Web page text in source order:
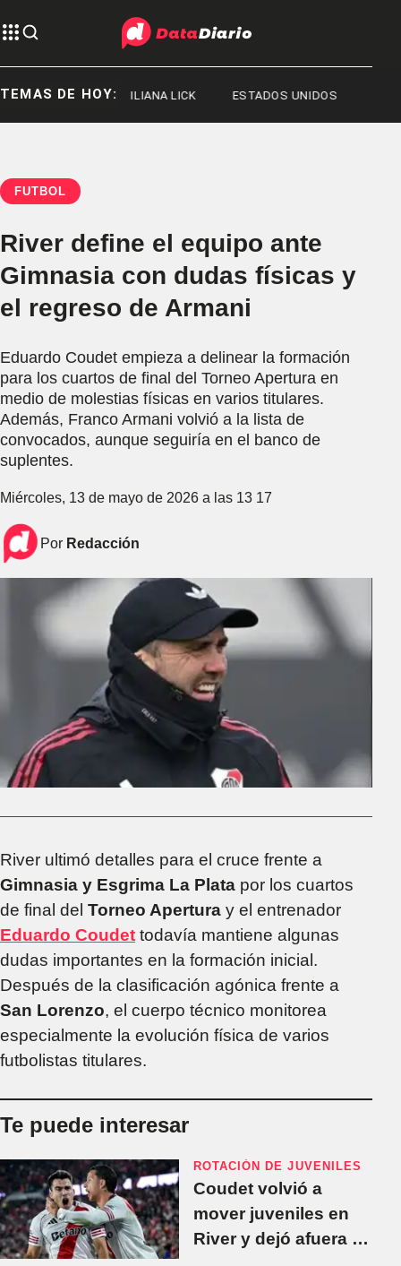
TEMAS DE HOY:
MESSI ILIANA LICK ESTADOS UNIDOS
FÚTBOL
River define el equipo ante
Gimnasia con dudas físicas y
el regreso de Armani
Eduardo Coudet empieza a delinear la formación
para los cuartos de final del Torneo Apertura en
medio de molestias físicas en varios titulares.
Además, Franco Armani volvió a la lista de
convocados, aunque seguiría en el banco de
suplentes.
Miércoles, 13 de mayo de 2026 a las 13 17
Por Redacción
River ultimó detalles para el cruce frente a
Gimnasia y Esgrima La Plata por los cuartos
de final del Torneo Apertura y el entrenador
Eduardo Coudet todavía mantiene algunas
dudas importantes en la formación inicial.
Después de la clasificación agónica frente a
San Lorenzo, el cuerpo técnico monitorea
especialmente la evolución física de varios
futbolistas titulares.
Te puede interesar
ROTACIÓN DE JUVENILES
Coudet volvió a
mover juveniles en
River y dejó afuera a